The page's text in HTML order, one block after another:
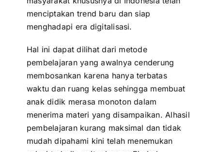
menciptakan trend baru dan siap
menghadapi era digitalisasi.
Hal ini dapat dilihat dari metode
pembelajaran yang awalnya cenderung
membosankan karena hanya terbatas
waktu dan ruang kelas sehingga membuat
anak didik merasa monoton dalam
menerima materi yang disampaikan. Alhasil
pembelajaran kurang maksimal dan tidak
mudah dipahami kini telah menemukan